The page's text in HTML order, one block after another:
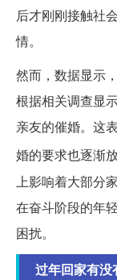
后才刚刚接触社
情。
然而，数据显示
根据相关调查显
亲友的催婚。这
婚的要求也逐渐
上影响着大部分
在奋斗阶段的年
困扰。
过年回家有